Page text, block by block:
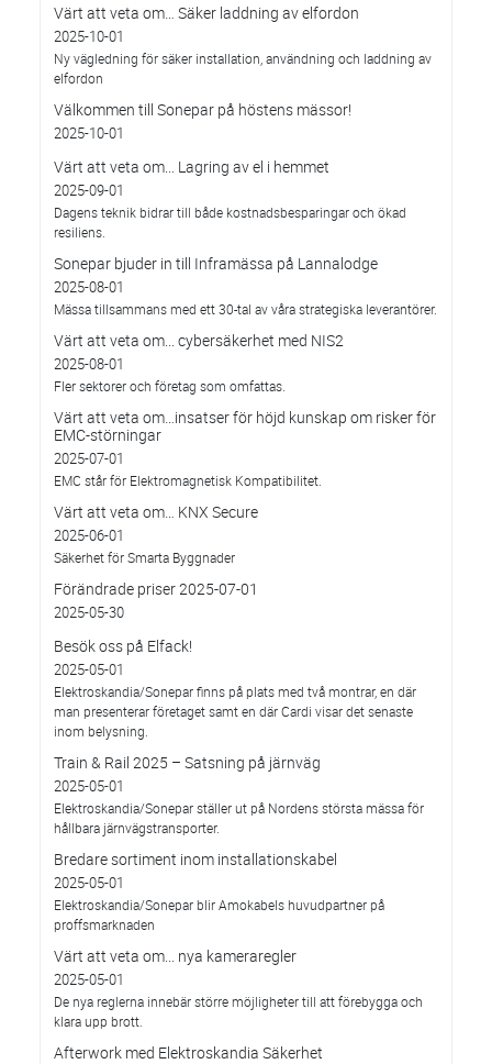
Värt att veta om… Säker laddning av elfordon
2025-10-01
Ny vägledning för säker installation, användning och laddning av
elfordon
Välkommen till Sonepar på höstens mässor!
2025-10-01
Värt att veta om... Lagring av el i hemmet
2025-09-01
Dagens teknik bidrar till både kostnadsbesparingar och ökad
resiliens.
Sonepar bjuder in till Inframässa på Lannalodge
2025-08-01
Mässa tillsammans med ett 30-tal av våra strategiska leverantörer.
Värt att veta om... cybersäkerhet med NIS2
2025-08-01
Fler sektorer och företag som omfattas.
Värt att veta om…insatser för höjd kunskap om risker för
EMC-störningar
2025-07-01
EMC står för Elektromagnetisk Kompatibilitet.
Värt att veta om… KNX Secure
2025-06-01
Säkerhet för Smarta Byggnader
Förändrade priser 2025-07-01
2025-05-30
Besök oss på Elfack!
2025-05-01
Elektroskandia/Sonepar finns på plats med två montrar, en där
man presenterar företaget samt en där Cardi visar det senaste
inom belysning.
Train & Rail 2025 – Satsning på järnväg
2025-05-01
Elektroskandia/Sonepar ställer ut på Nordens största mässa för
hållbara järnvägstransporter.
Bredare sortiment inom installationskabel
2025-05-01
Elektroskandia/Sonepar blir Amokabels huvudpartner på
proffsmarknaden
Värt att veta om... nya kameraregler
2025-05-01
De nya reglerna innebär större möjligheter till att förebygga och
klara upp brott.
Afterwork med Elektroskandia Säkerhet